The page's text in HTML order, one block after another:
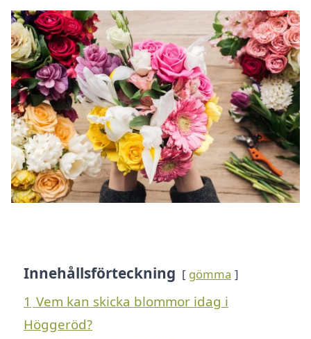
Innehållsförteckning gömma
1 Vem kan skicka blommor idag i
Höggeröd?